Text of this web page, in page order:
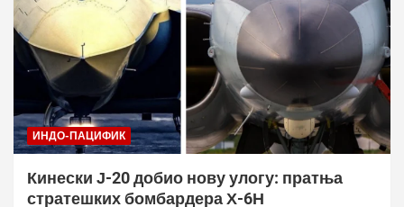
ИНДО-ПАЦИФИК
Кинески Ј-20 добио нову улогу: пратња
стратешких бомбардера Х-6Н